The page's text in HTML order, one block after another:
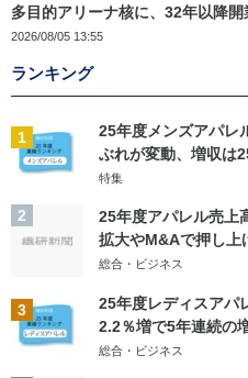
多目的アリーナ核に、32年以降開
2026/08/05 13:55
ランキング
1
25年度メンズアパ
ぶれが変動、増収は
特集
2
25年度アパレル売
拡大やM&Aで押し上
総合・ビジネス
3
25年度レディスア
2.2％増で5年連続の
総合・ビジネス